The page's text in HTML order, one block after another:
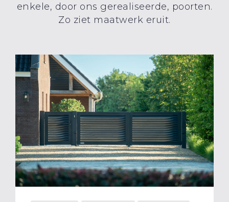
enkele, door ons gerealiseerde, poorten.
Zo ziet maatwerk eruit.